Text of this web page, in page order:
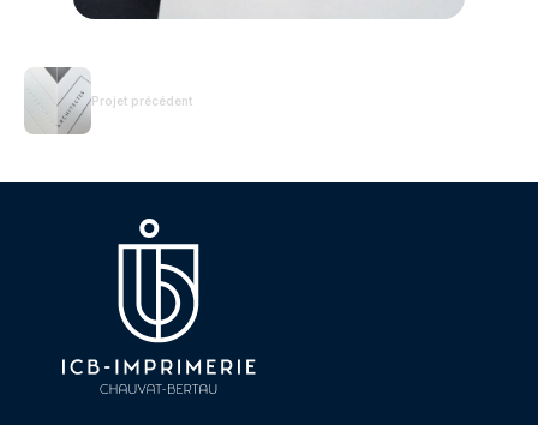
Projet précédent